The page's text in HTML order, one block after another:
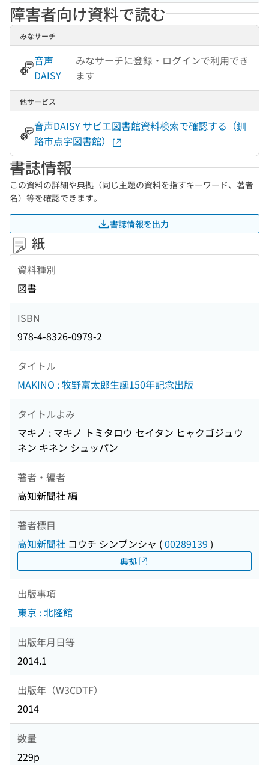
障害者向け資料で読む
みなサーチ
音声
DAISY
みなサーチに登録・ログインで利用でき
ます
他サービス
音声DAISY サピエ図書館資料検索で確認する（釧
路市点字図書館）
書誌情報
この資料の詳細や典拠（同じ主題の資料を指すキーワード、著者
名）等を確認できます。
書誌情報を出力
紙
資料種別
図書
ISBN
978-4-8326-0979-2
タイトル
MAKINO : 牧野富太郎生誕150年記念出版
タイトルよみ
マキノ : マキノ トミタロウ セイタン ヒャクゴジュウ
ネン キネン シュッパン
著者・編者
高知新聞社 編
著者標目
高知新聞社 コウチ シンブンシャ (00289139 )
典拠
出版事項
東京 : 北隆館
出版年月日等
2014.1
出版年（W3CDTF）
2014
数量
229p